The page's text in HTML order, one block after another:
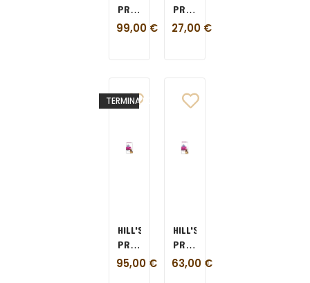
PRESCRIPTION
DIET
DERM
99,00 €
PRESCRIPTION
DIET
GASTRO
1,5
KG
27,00 €
TERMINATO
HILL'S
PRESCRIPTION
DIET
GASTRO
95,00 €
HILL'S
PRESCRIPTION
DIET
GASTRO
63,00 €